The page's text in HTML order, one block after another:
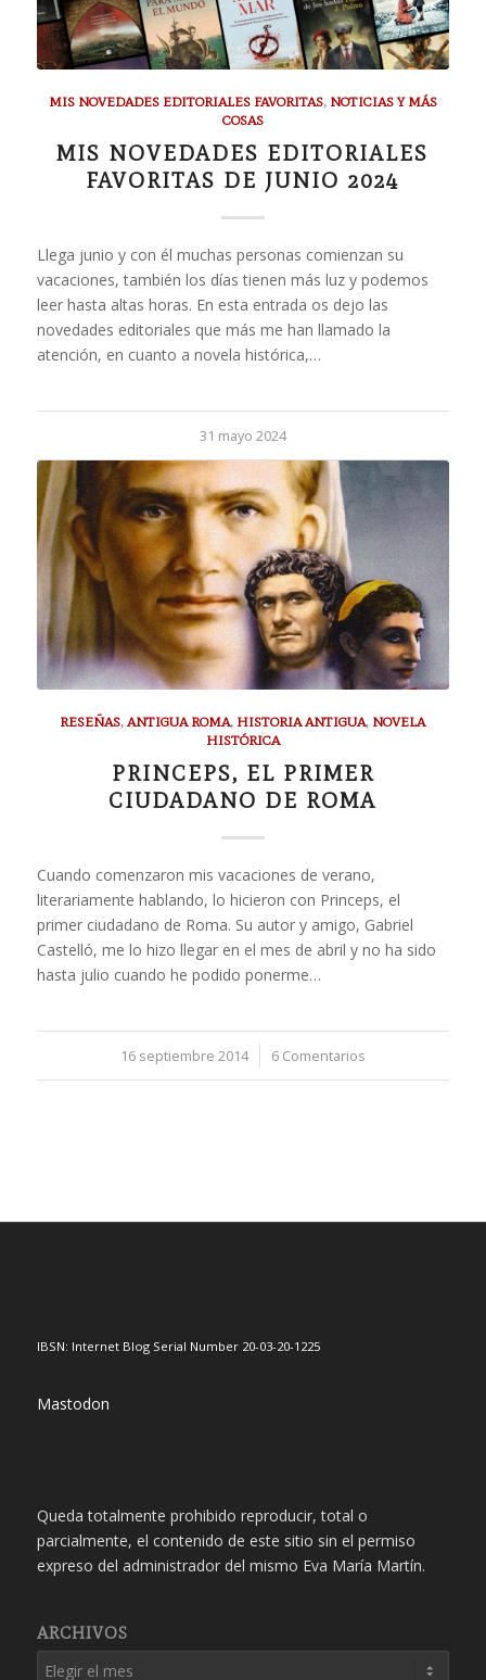
MIS NOVEDADES EDITORIALES FAVORITAS, NOTICIAS Y MÁS
COSAS
MIS NOVEDADES EDITORIALES
FAVORITAS DE JUNIO 2024
Llega junio y con él muchas personas comienzan su
vacaciones, también los días tienen más luz y podemos
leer hasta altas horas. En esta entrada os dejo las
novedades editoriales que más me han llamado la
atención, en cuanto a novela histórica,…
31 mayo 2024
RESEÑAS, ANTIGUA ROMA, HISTORIA ANTIGUA, NOVELA
HISTÓRICA
PRINCEPS, EL PRIMER
CIUDADANO DE ROMA
Cuando comenzaron mis vacaciones de verano,
literariamente hablando, lo hicieron con Princeps, el
primer ciudadano de Roma. Su autor y amigo, Gabriel
Castelló, me lo hizo llegar en el mes de abril y no ha sido
hasta julio cuando he podido ponerme…
16 septiembre 2014
/ 6 Comentarios
IBSN: Internet Blog Serial Number 20-03-20-1225
Mastodon
Queda totalmente prohibido reproducir, total o
parcialmente, el contenido de este sitio sin el permiso
expreso del administrador del mismo Eva María Martín.
ARCHIVOS